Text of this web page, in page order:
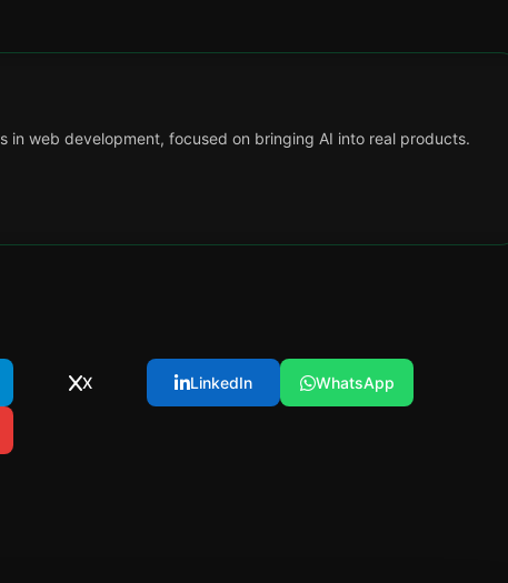
in web development, focused on bringing AI into real products.
X LinkedIn WhatsApp